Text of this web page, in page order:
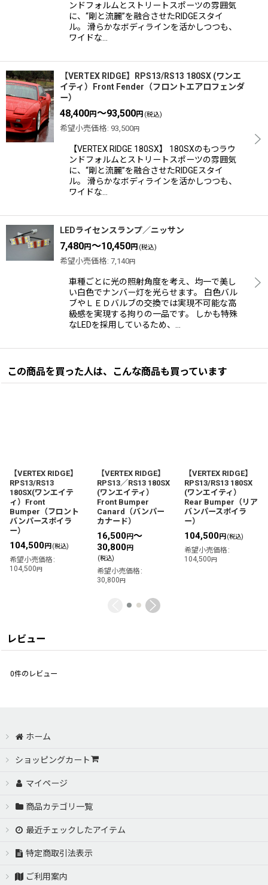
ンドフォルムとストリートスポーツの雰囲気
に、“剛と流麗”を融合させたRIDGEスタイ
ル。 滑らかなボディラインを活かしつつも、
ワイドな…
【VERTEX RIDGE】RPS13/RS13 180SX (ワンエ
イティ）Front Fender（フロントエアロフェンダ
ー）
48,400円～93,500円 (税込)
希望小売価格: 93,500円
【VERTEX RIDGE 180SX】 180SXのもつラウ
ンドフォルムとストリートスポーツの雰囲気
に、“剛と流麗”を融合させたRIDGEスタイ
ル。 滑らかなボディラインを活かしつつも、
ワイドな…
LEDライセンスランプ／ニッサン
7,480円～10,450円 (税込)
希望小売価格: 7,140円
車種ごとに光の照射角度を考え、均一で美し
い白色でナンバー灯を光らせます。 白色バル
ブやＬＥＤバルブの交換では実現不可能な高
級感を実現する拘りの一品です。 しかも特殊
なLEDを採用しているため、…
この商品を買った人は、こんな商品も買っています
【VERTEX RIDGE】
RPS13/RS13
180SX(ワンエイテ
ィ）Front
Bumper（フロント
バンパースポイラ
ー）
104,500円 (税込)
希望小売価格 :
104,500円
【VERTEX RIDGE】
RPS13／RS13 180SX
(ワンエイティ）
Front Bumper
Canard（バンパー
カナード）
16,500円～
30,800円
(税込)
希望小売価格 :
30,800円
【VERTEX RIDGE】
RPS13/RS13 180SX
(ワンエイティ）
Rear Bumper（リア
バンパースポイラ
ー）
104,500円 (税込)
希望小売価格 :
104,500円
レビュー
0件のレビュー
ホーム
ショッピングカート
マイページ
商品カテゴリ一覧
最近チェックしたアイテム
特定商取引法表示
ご利用案内